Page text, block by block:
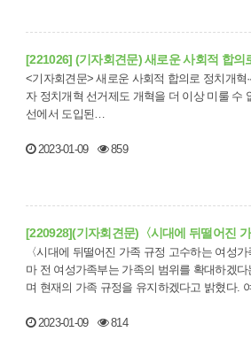
[221026] (기자회견문) 새로운 사회적 합
<기자회견문> 새로운 사회적 합의로 정치개혁·선거제도개혁을 이뤄내
자 정치개혁 선거제도 개혁을 더 이상 미룰 수 없다. ○ 2020년
선에서 도입된…
2023-01-09 859
[220928](기자회견문)〈시대에 뒤떨어진
〈시대에 뒤떨어진 가족 규정 고수하는 여성가
마 전 여성가족부는 가족의 범위를 확대하겠
며 현재의 가족 규정을 유지하겠다고 밝혔다.
2023-01-09
814